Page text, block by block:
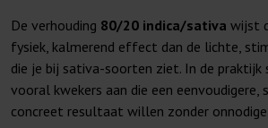
De verhouding 80/20 indica/sativa wijst
fysiek, kalmerend effect dan de lichte,
die je bij sativa-soorten ziet. In de praktijk
vooral kwekers aan die een eenvoudigere,
concreet resultaat willen zonder